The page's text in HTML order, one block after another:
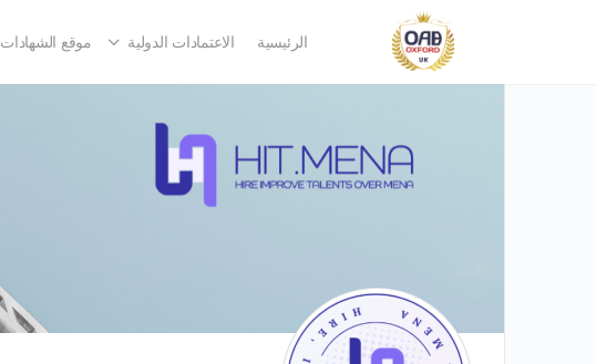
الرئيسية الاعتمادات الدولية موقع الشهادات